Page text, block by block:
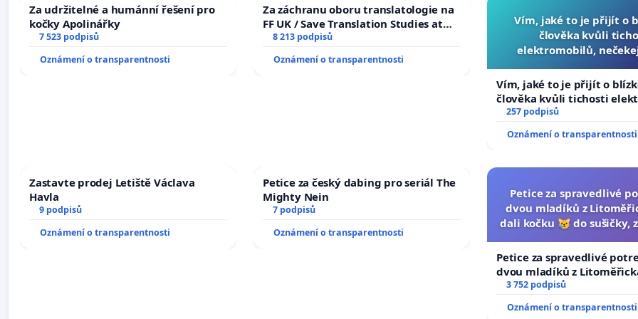
Za udržitelné a humánní řešení pro
kočky Apolinářky
7 523 podpisů
Oznámení o transparentnosti
Za záchranu oboru translatologie na
FF UK / Save Translation Studies at
the Faculty of Arts, Charles
8 213 podpisů
Oznámení o transparentnosti
Vím, jaké to je přijít o
člověka kvůli
elektromobilů,
auta!
Vím, jaké to je přijít o
člověka kvůli tichosti
nečekejme, až přibydou
257 podpisů
Oznámení o transparentnosti
Zastavte prodej Letiště Václava
Havla
9 podpisů
Oznámení o transparentnosti
Petice za český dabing pro seriál The
Mighty Nein
7 podpisů
Oznámení o transparentnosti
Petice za spravedlivé
dvou mladíků z
dali kočku 😿 do sušičky,
Petice za spravedlivé
dvou mladíků z
dali kočku 😿 do sušičky,
3 752 podpisů
Oznámení o transparentnosti